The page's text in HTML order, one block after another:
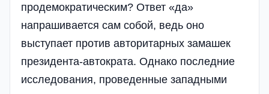
продемократическим? Ответ «да»
напрашивается сам собой, ведь оно
выступает против авторитарных замашек
президента-автократа. Однако последние
исследования, проведенные западными